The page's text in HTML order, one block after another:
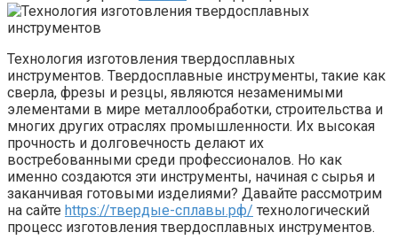
Технология изготовления твердосплавных
инструментов. Твердосплавные инструменты, такие как
сверла, фрезы и резцы, являются незаменимыми
элементами в мире металлообработки, строительства и
многих других отраслях промышленности. Их высокая
прочность и долговечность делают их
востребованными среди профессионалов. Но как
именно создаются эти инструменты, начиная с сырья и
заканчивая готовыми изделиями? Давайте рассмотрим
на сайте https://твердые-сплавы.рф/ технологический
процесс изготовления твердосплавных инструментов.